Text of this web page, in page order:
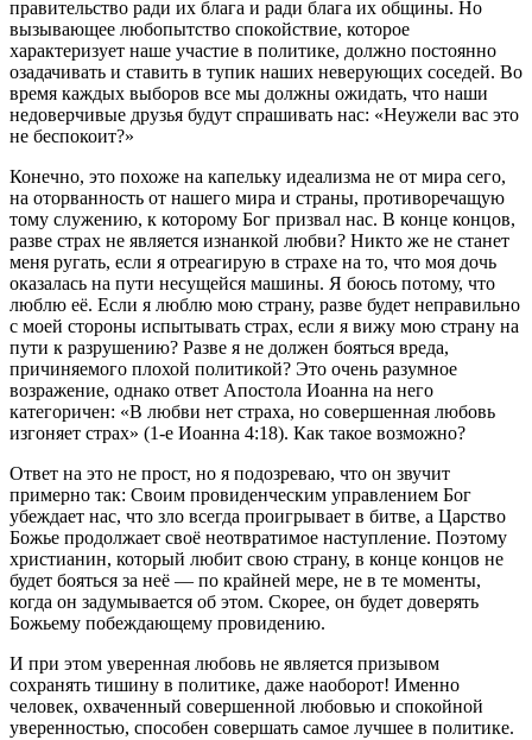
правительство ради их блага и ради блага их общины. Но
вызывающее любопытство спокойствие, которое
характеризует наше участие в политике, должно постоянно
озадачивать и ставить в тупик наших неверующих соседей. Во
время каждых выборов все мы должны ожидать, что наши
недоверчивые друзья будут спрашивать нас: «Неужели вас это
не беспокоит?»
Конечно, это похоже на капельку идеализма не от мира сего,
на оторванность от нашего мира и страны, противоречащую
тому служению, к которому Бог призвал нас. В конце концов,
разве страх не является изнанкой любви? Никто же не станет
меня ругать, если я отреагирую в страхе на то, что моя дочь
оказалась на пути несущейся машины. Я боюсь потому, что
люблю её. Если я люблю мою страну, разве будет неправильно
с моей стороны испытывать страх, если я вижу мою страну на
пути к разрушению? Разве я не должен бояться вреда,
причиняемого плохой политикой? Это очень разумное
возражение, однако ответ Апостола Иоанна на него
категоричен: «В любви нет страха, но совершенная любовь
изгоняет страх» (1-е Иоанна 4:18). Как такое возможно?
Ответ на это не прост, но я подозреваю, что он звучит
примерно так: Своим провиденческим управлением Бог
убеждает нас, что зло всегда проигрывает в битве, а Царство
Божье продолжает своё неотвратимое наступление. Поэтому
христианин, который любит свою страну, в конце концов не
будет бояться за неё — по крайней мере, не в те моменты,
когда он задумывается об этом. Скорее, он будет доверять
Божьему побеждающему провидению.
И при этом уверенная любовь не является призывом
сохранять тишину в политике, даже наоборот! Именно
человек, охваченный совершенной любовью и спокойной
уверенностью, способен совершать самое лучшее в политике.